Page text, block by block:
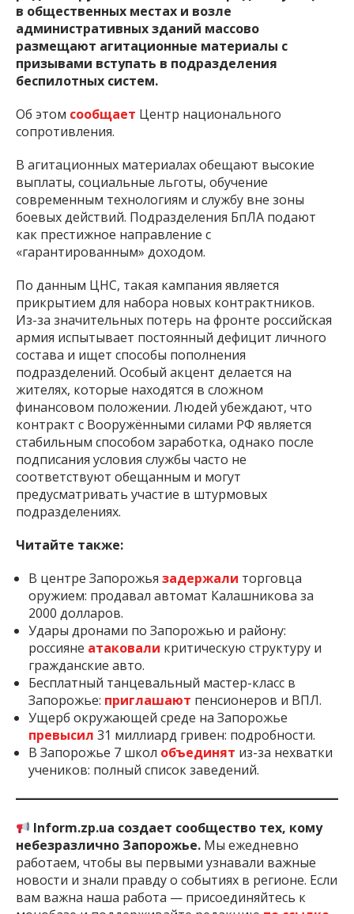
в общественных местах и возле
административных зданий массово
размещают агитационные материалы с
призывами вступать в подразделения
беспилотных систем.
Об этом сообщает Центр национального
сопротивления.
В агитационных материалах обещают высокие
выплаты, социальные льготы, обучение
современным технологиям и службу вне зоны
боевых действий. Подразделения БпЛА подают
как престижное направление с
«гарантированным» доходом.
По данным ЦНС, такая кампания является
прикрытием для набора новых контрактников.
Из-за значительных потерь на фронте российская
армия испытывает постоянный дефицит личного
состава и ищет способы пополнения
подразделений. Особый акцент делается на
жителях, которые находятся в сложном
финансовом положении. Людей убеждают, что
контракт с Вооружёнными силами РФ является
стабильным способом заработка, однако после
подписания условия службы часто не
соответствуют обещанным и могут
предусматривать участие в штурмовых
подразделениях.
Читайте также:
В центре Запорожья задержали торговца
оружием: продавал автомат Калашникова за
2000 долларов.
Удары дронами по Запорожью и району:
россияне атаковали критическую структуру и
гражданские авто.
Бесплатный танцевальный мастер-класс в
Запорожье: приглашают пенсионеров и ВПЛ.
Ущерб окружающей среде на Запорожье
превысил 31 миллиард гривен: подробности.
В Запорожье 7 школ объединят из-за нехватки
учеников: полный список заведений.
Inform.zp.ua создает сообщество тех, кому
небезразлично Запорожье. Мы ежедневно
работаем, чтобы вы первыми узнавали важные
новости и знали правду о событиях в регионе. Если
вам важна наша работа — присоединяйтесь к